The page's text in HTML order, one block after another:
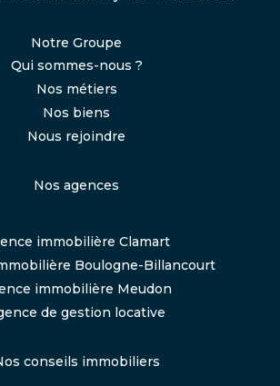
Notre Groupe
Qui sommes-nous ?
Nos métiers
Nos biens
Nous rejoindre
Nos agences
immobilière Clamart
Boulogne-Billancourt
immobilière Meudon
de gestion locative
conseils immobiliers